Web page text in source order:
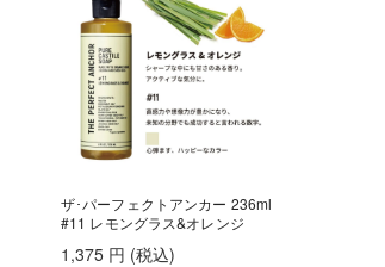
ザ･パーフェクトアンカー 236ml
#11 レモングラス&オレンジ
1,375 円 (税込)